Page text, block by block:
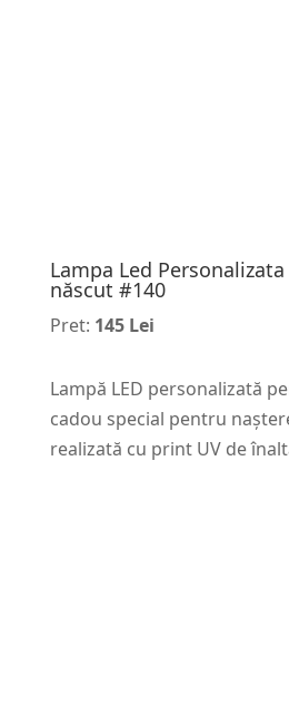
Lampa Led
născut #140
Pret: 145 Lei
Lampă LED personalizată
cadou special pentru
realizată cu print UV de